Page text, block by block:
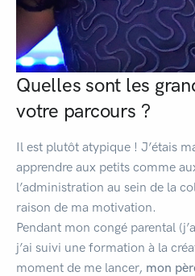
Quelles sont les
votre parcours ?
Il est plutôt atypique ! J’étais
apprendre aux petits comme
l’administration au sein de la
raison de ma motivation.
Pendant mon congé parental
j’ai suivi une formation à la
moment de me lancer, mon